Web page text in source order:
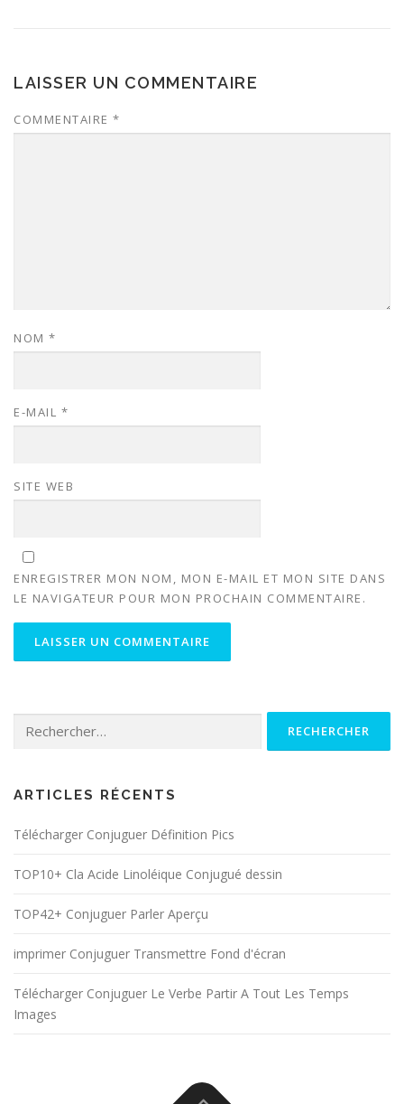
LAISSER UN COMMENTAIRE
COMMENTAIRE *
NOM *
E-MAIL *
SITE WEB
ENREGISTRER MON NOM, MON E-MAIL ET MON SITE DANS
LE NAVIGATEUR POUR MON PROCHAIN COMMENTAIRE.
ARTICLES RÉCENTS
Télécharger Conjuguer Définition Pics
TOP10+ Cla Acide Linoléique Conjugué dessin
TOP42+ Conjuguer Parler Aperçu
imprimer Conjuguer Transmettre Fond d'écran
Télécharger Conjuguer Le Verbe Partir A Tout Les Temps
Images